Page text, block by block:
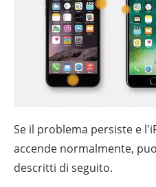
Se il problema persiste e
accende normalmente,
descritti di seguito.